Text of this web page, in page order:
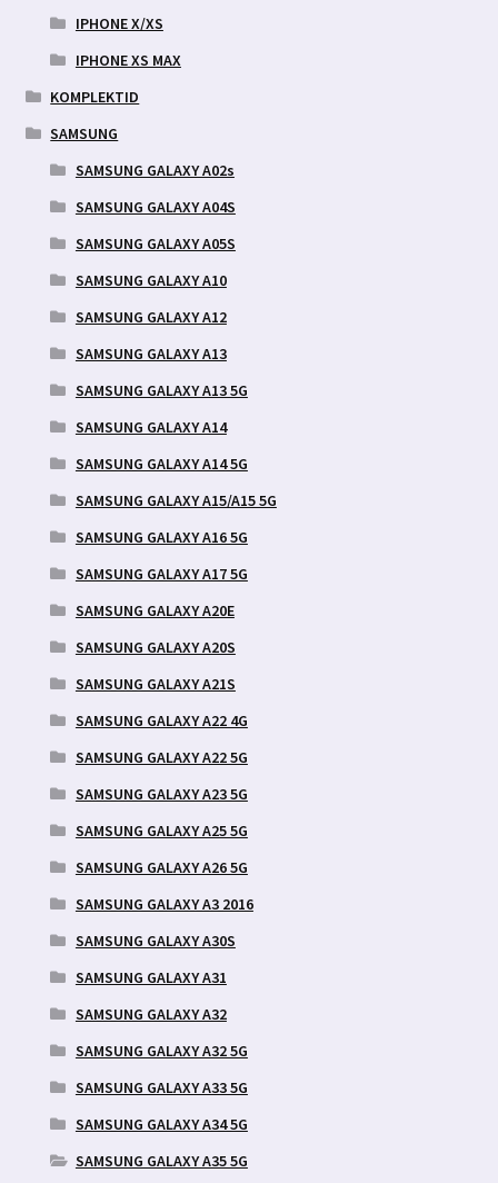
IPHONE X/XS
IPHONE XS MAX
KOMPLEKTID
SAMSUNG
SAMSUNG GALAXY A02s
SAMSUNG GALAXY A04S
SAMSUNG GALAXY A05S
SAMSUNG GALAXY A10
SAMSUNG GALAXY A12
SAMSUNG GALAXY A13
SAMSUNG GALAXY A13 5G
SAMSUNG GALAXY A14
SAMSUNG GALAXY A14 5G
SAMSUNG GALAXY A15/A15 5G
SAMSUNG GALAXY A16 5G
SAMSUNG GALAXY A17 5G
SAMSUNG GALAXY A20E
SAMSUNG GALAXY A20S
SAMSUNG GALAXY A21S
SAMSUNG GALAXY A22 4G
SAMSUNG GALAXY A22 5G
SAMSUNG GALAXY A23 5G
SAMSUNG GALAXY A25 5G
SAMSUNG GALAXY A26 5G
SAMSUNG GALAXY A3 2016
SAMSUNG GALAXY A30S
SAMSUNG GALAXY A31
SAMSUNG GALAXY A32
SAMSUNG GALAXY A32 5G
SAMSUNG GALAXY A33 5G
SAMSUNG GALAXY A34 5G
SAMSUNG GALAXY A35 5G